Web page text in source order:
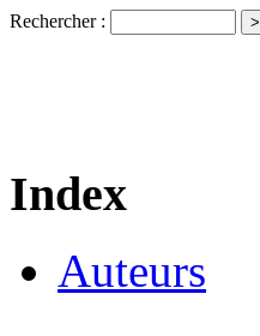
Rechercher :
Index
Auteurs